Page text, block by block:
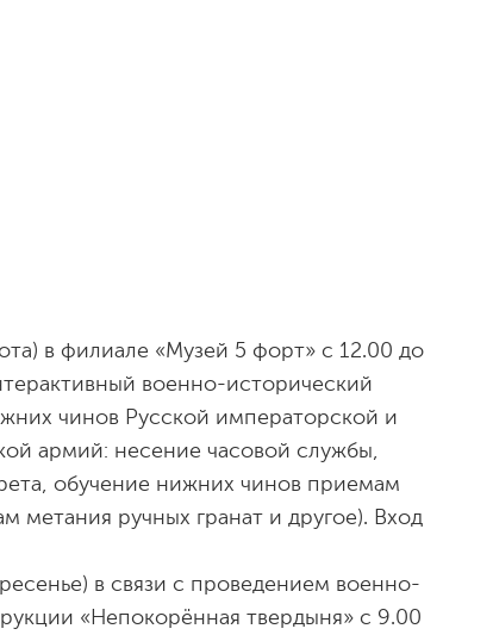
в филиале «Музей 5 форт» с 12.00 до
военно-исторический
чинов Русской императорской и
армий: несение часовой службы,
обучение нижних чинов приемам
метания ручных гранат и другое). Вход
в связи с проведением военно-
«Непокорённая твердыня» с 9.00